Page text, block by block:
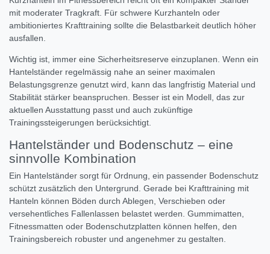
mit moderater Tragkraft. Für schwere Kurzhanteln oder
ambitioniertes Krafttraining sollte die Belastbarkeit deutlich höher
ausfallen.
Wichtig ist, immer eine Sicherheitsreserve einzuplanen. Wenn ein
Hantelständer regelmässig nahe an seiner maximalen
Belastungsgrenze genutzt wird, kann das langfristig Material und
Stabilität stärker beanspruchen. Besser ist ein Modell, das zur
aktuellen Ausstattung passt und auch zukünftige
Trainingssteigerungen berücksichtigt.
Hantelständer und Bodenschutz – eine
sinnvolle Kombination
Ein Hantelständer sorgt für Ordnung, ein passender Bodenschutz
schützt zusätzlich den Untergrund. Gerade bei Krafttraining mit
Hanteln können Böden durch Ablegen, Verschieben oder
versehentliches Fallenlassen belastet werden. Gummimatten,
Fitnessmatten oder Bodenschutzplatten können helfen, den
Trainingsbereich robuster und angenehmer zu gestalten.